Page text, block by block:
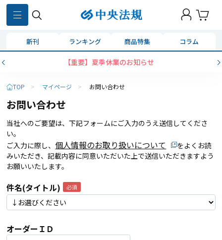
新刊 ランキング 商品特集 コラム
【重要】夏季休業のお知らせ
TOP > マイページ > お問い合わせ
お問い合わせ
当社へのご要望は、下記フォームにご入力のうえ送信してくださ
い。
ご入力に際し、 個人情報のお取り扱いについて
をよくお読
みいただき、記載内容に同意いただいた上で送信いただきますよう
お願いいたします。
件名(タイトル)
オーダーＩＤ